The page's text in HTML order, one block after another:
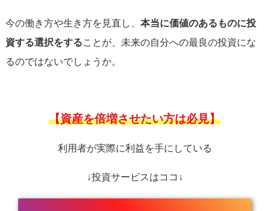
今の働き方や生き方を見直し、 本当に価値のあるものに投
資する選択をする ことが、未来の自分への最良の投資にな
るのではないでしょうか。
【資産を倍増させたい方は必見】
利用者が実際に利益を手にしている
↓投資サービスはココ↓